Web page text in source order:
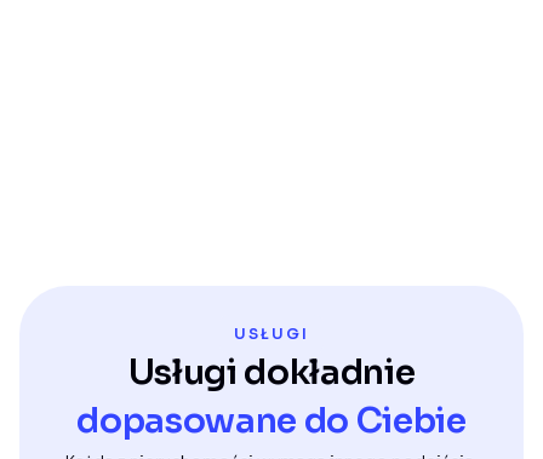
USŁUGI
Usługi dokładnie
dopasowane do Ciebie